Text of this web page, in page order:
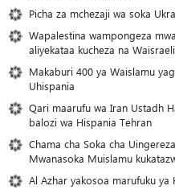
Picha za mchezaji wa soka
Wapalestina wampongeza
aliyekataa kucheza na Waisraeli
Makaburi 400 ya Waislamu
Uhispania
Qari maarufu wa Iran Ustadh
balozi wa Hispania Tehran
Chama cha Soka cha
Mwanasoka Muislamu
Al Azhar yakosoa marufuku ya